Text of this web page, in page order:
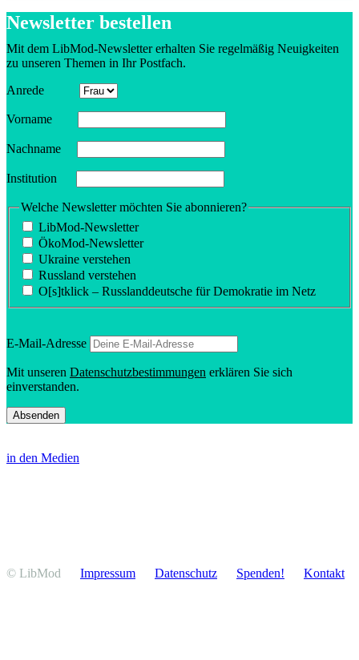
Newsletter bestellen
Mit dem LibMod-Newsletter erhalten Sie regel­mäßig Neuig­keiten
zu unseren Themen in Ihr Postfach.
Anrede
Vorname
Nachname
Insti­tution
Welche Newsletter möchten Sie abonnieren?
LibMod-Newsletter
ÖkoMod-Newsletter
Ukraine verstehen
Russland verstehen
O[s]tklick – Russland­deutsche für Demokratie im Netz
E‑Mail-Adresse
Mit unseren Daten­schutz­be­stim­mungen erklären Sie sich
einverstanden.
in den Medien
© LibMod Impressum Daten­schutz Spenden! Kontakt